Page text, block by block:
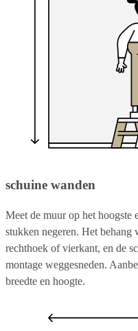
schuine wanden
Meet de muur op het hoogste
stukken negeren. Het behang
rechthoek of vierkant, en de
montage weggesneden.
breedte en hoogte.